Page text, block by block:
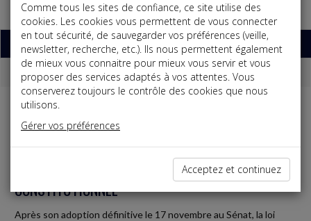
Base documentaire
Dépêches
Social
LOI MARCHÉ DU TRAVAIL : SAISINE DU CONSEIL
CONSTITUTIONNEL
Après son adoption définitive le 17 novembre au Sénat, la loi
Comme tous les sites de confiance, ce site utilise des
cookies. Les cookies vous permettent de vous connecter
en tout sécurité, de sauvegarder vos préférences (veille,
newsletter, recherche, etc.). Ils nous permettent également
de mieux vous connaitre pour mieux vous servir et vous
proposer des services adaptés à vos attentes. Vous
conserverez toujours le contrôle des cookies que nous
utilisons.
Gérer vos préférences
Acceptez et continuez